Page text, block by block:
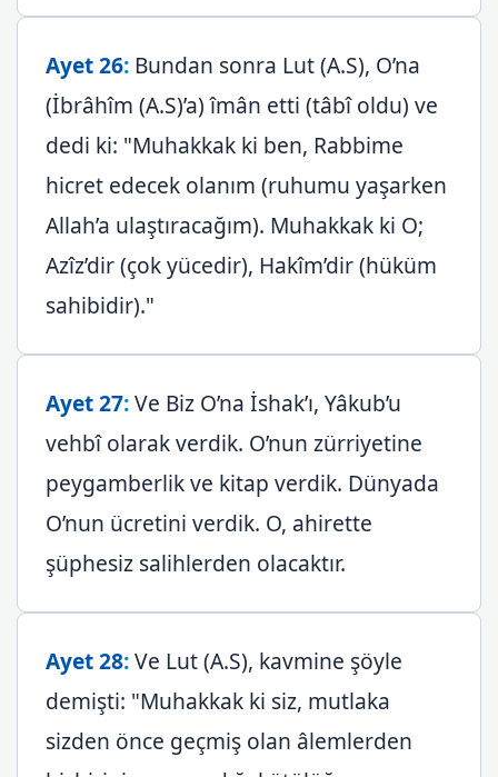
Ayet 26: Bundan sonra Lut (A.S), O’na
(İbrâhîm (A.S)’a) îmân etti (tâbî oldu) ve
dedi ki: "Muhakkak ki ben, Rabbime
hicret edecek olanım (ruhumu yaşarken
Allah’a ulaştıracağım). Muhakkak ki O;
Azîz’dir (çok yücedir), Hakîm’dir (hüküm
sahibidir)."
Ayet 27:Ve Biz O’na İshak’ı, Yâkub’u
vehbî olarak verdik. O’nun zürriyetine
peygamberlik ve kitap verdik. Dünyada
O’nun ücretini verdik. O, ahirette
şüphesiz salihlerden olacaktır.
Ayet 28:Ve Lut (A.S), kavmine şöyle
demişti: "Muhakkak ki siz, mutlaka
sizden önce geçmiş olan âlemlerden